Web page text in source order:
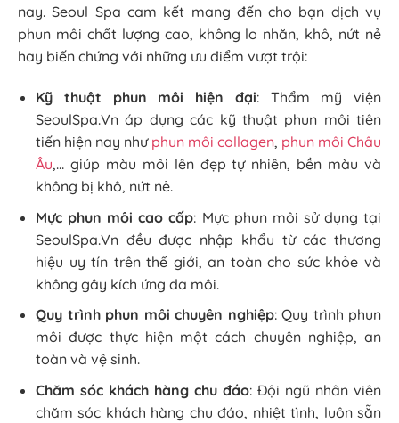
nay. Seoul Spa cam kết mang đến cho bạn dịch vụ
phun môi chất lượng cao, không lo nhăn, khô, nứt nẻ
hay biến chứng với những ưu điểm vượt trội:
Kỹ thuật phun môi hiện đại: Thẩm mỹ viện
SeoulSpa.Vn áp dụng các kỹ thuật phun môi tiên
tiến hiện nay như phun môi collagen, phun môi Châu
Âu,… giúp màu môi lên đẹp tự nhiên, bền màu và
không bị khô, nứt nẻ.
Mực phun môi cao cấp: Mực phun môi sử dụng tại
SeoulSpa.Vn đều được nhập khẩu từ các thương
hiệu uy tín trên thế giới, an toàn cho sức khỏe và
không gây kích ứng da môi.
Quy trình phun môi chuyên nghiệp: Quy trình phun
môi được thực hiện một cách chuyên nghiệp, an
toàn và vệ sinh.
Chăm sóc khách hàng chu đáo: Đội ngũ nhân viên
chăm sóc khách hàng chu đáo, nhiệt tình, luôn sẵn